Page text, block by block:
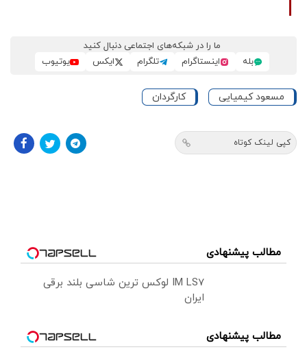
ما را در شبکه‌های اجتماعی دنبال کنید
بله
اینستاگرام تلگرام ایکس یوتیوب
مسعود کیمیایی کارگردان
کپی لینک کوتاه
مطالب پیشنهادی
IM LS7 لوکس ترین شاسی بلند برقی
ایران
مطالب پیشنهادی